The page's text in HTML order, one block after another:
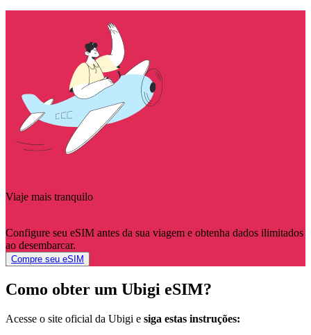
Viaje mais tranquilo
Configure seu eSIM antes da sua viagem e obtenha dados ilimitados
ao desembarcar.
Compre seu eSIM
Como obter um Ubigi eSIM?
Acesse o site oficial da Ubigi e siga estas instruções: